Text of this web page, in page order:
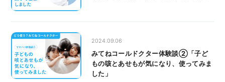
2024.09.06
みてねコールドクター体験談②「子ど
もの咳とあせもが気になり、使ってみま
した」